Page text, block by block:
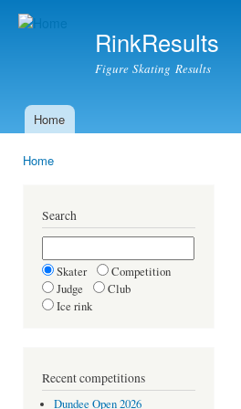
RinkResults
Figure Skating Results
Main menu
Home
Home
Search
Skater
Competition
Judge
Club
Ice rink
Recent competitions
Dundee Open 2026